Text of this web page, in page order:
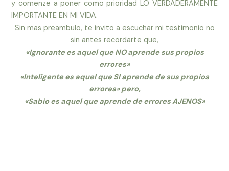
y comenze a poner como prioridad LO VERDADERAMENTE
IMPORTANTE EN MI VIDA.
Sin mas preambulo, te invito a escuchar mi testimonio no
sin antes recordarte que,
«Ignorante es aquel que NO aprende sus propios
errores»
«Inteligente es aquel que SI aprende de sus propios
errores» pero,
«Sabio es aquel que aprende de errores AJENOS»